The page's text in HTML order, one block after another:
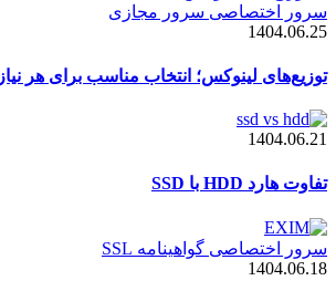
سرور اختصاصی سرور مجازی
1404.06.25
توزیع‌های لینوکس؛ انتخاب مناسب برای هر نیاز
1404.06.21
تفاوت هارد HDD با SSD
سرور اختصاصی گواهینامه SSL
1404.06.18